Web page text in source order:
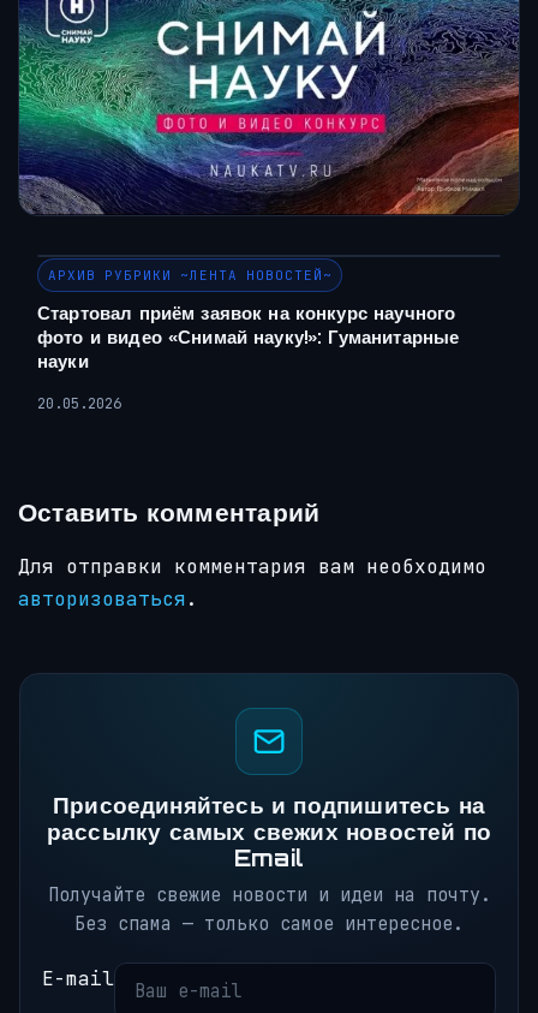
АРХИВ РУБРИКИ ~ЛЕНТА НОВОСТЕЙ~
Стартовал приём заявок на конкурс научного
фото и видео «Снимай науку!»: Гуманитарные
науки
20.05.2026
Оставить комментарий
Для отправки комментария вам необходимо
авторизоваться.
Присоединяйтесь и подпишитесь на
рассылку самых свежих новостей по
Email
Получайте свежие новости и идеи на почту.
Без спама — только самое интересное.
E-mail